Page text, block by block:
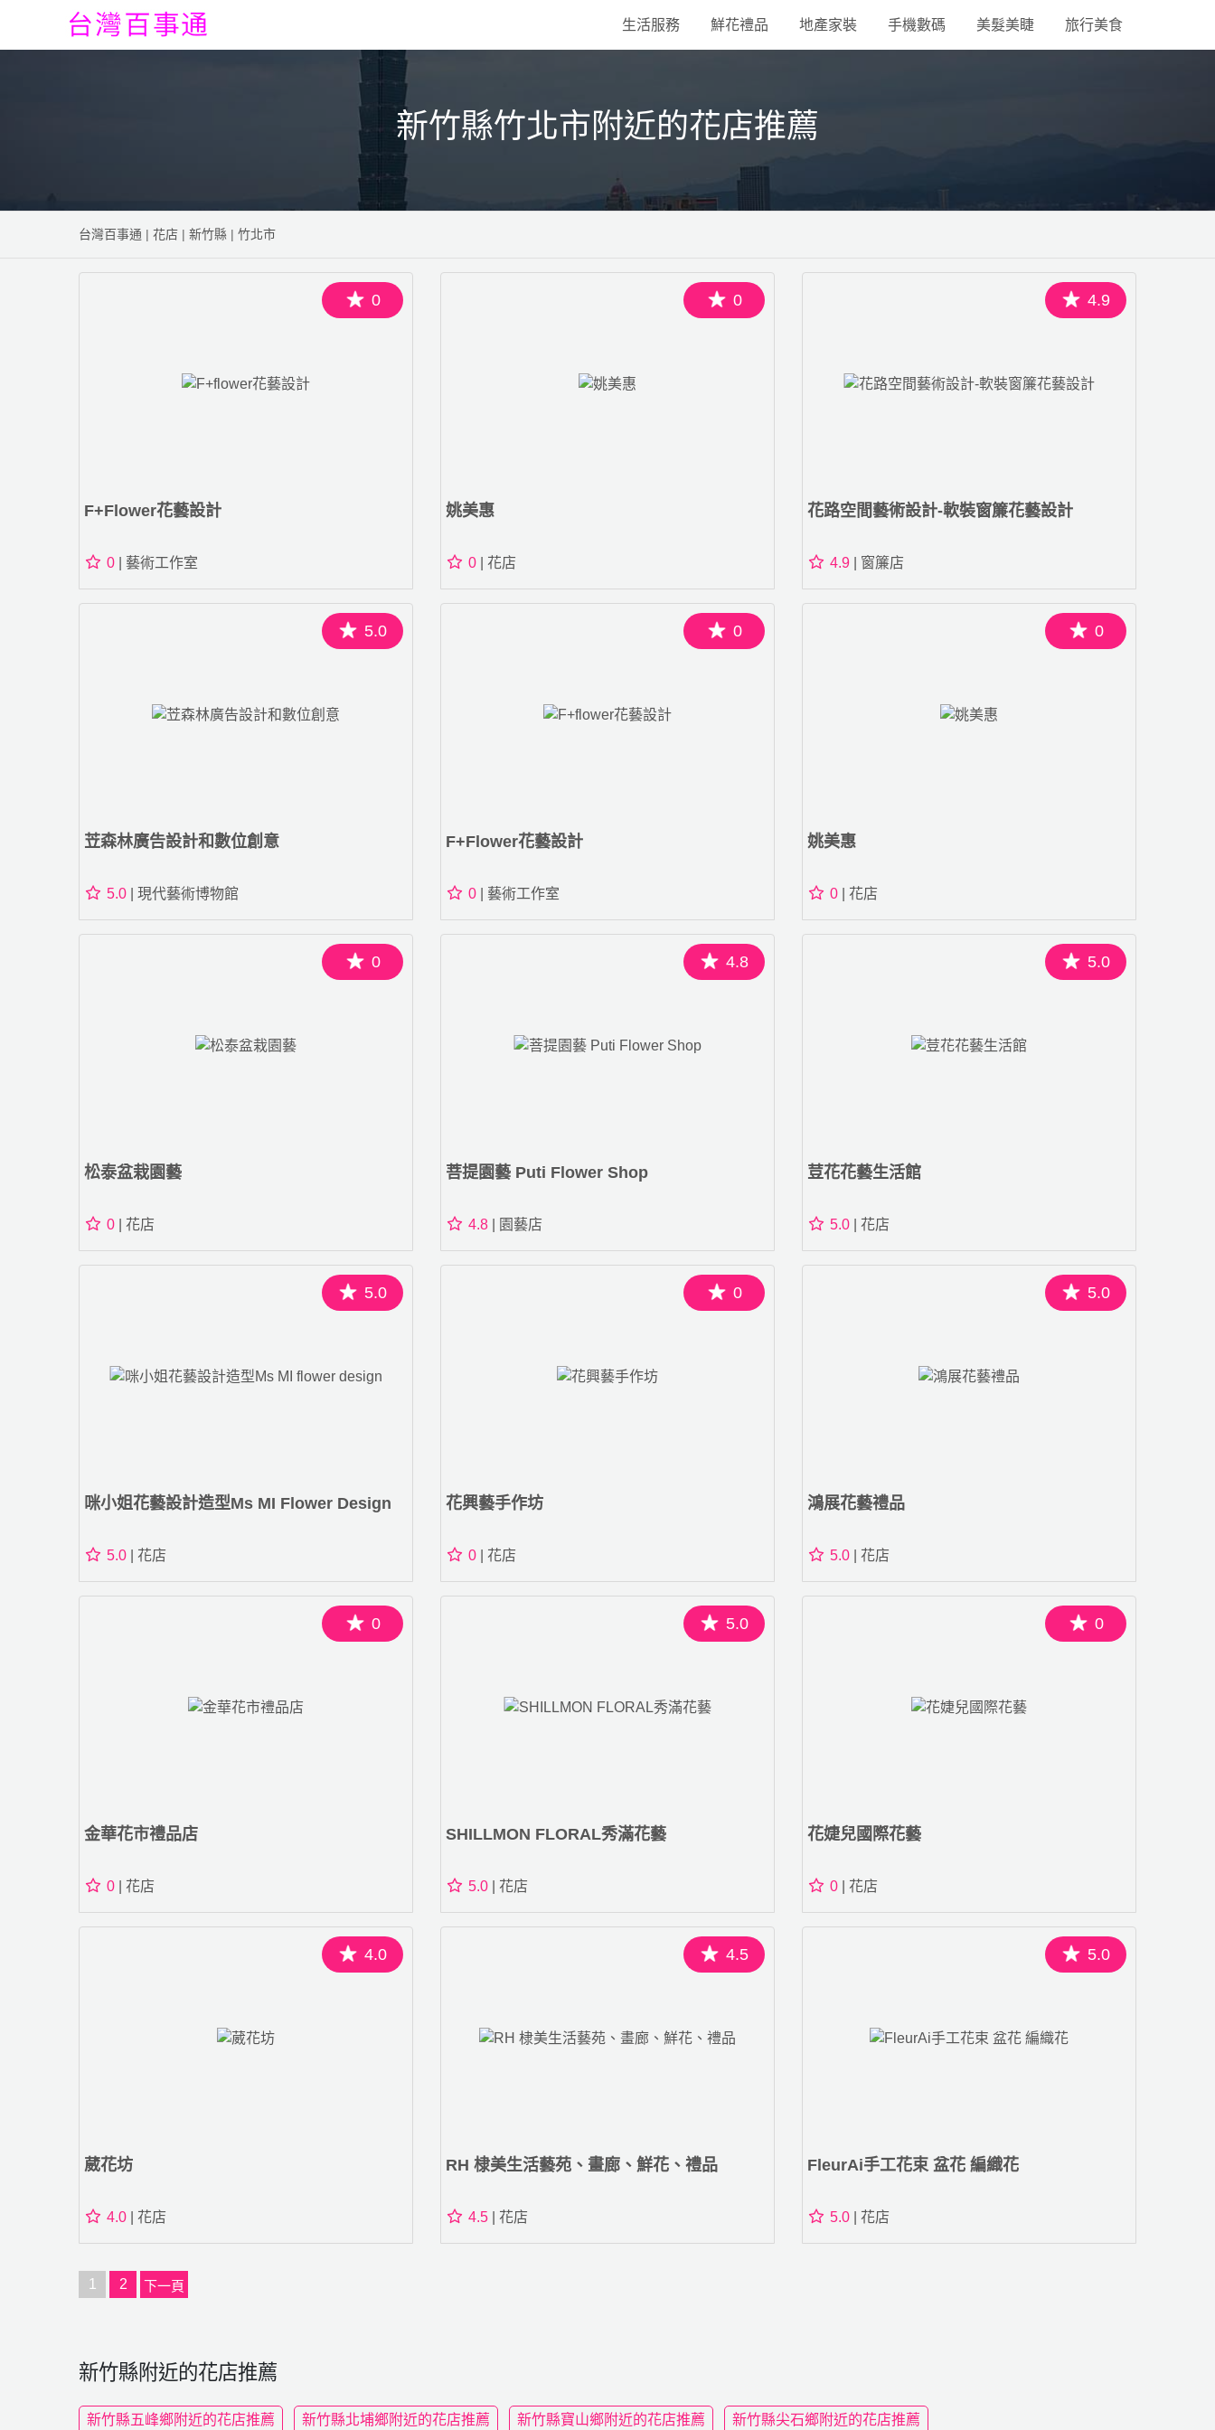
生活服務 鮮花禮品 地產家裝 手機數碼 美髮美睫 旅行美食
新竹縣竹北市附近的花店推薦
台灣百事通 | 花店 | 新竹縣 | 竹北市
0
F+flower花藝設計
0 | 藝術工作室
0
姚美惠
0 | 花店
4.9
花路空間藝術設計-軟裝窗簾花藝設計
4.9 | 窗簾店
5.0
苙森林廣告設計和數位創意
5.0 | 現代藝術博物館
0
F+flower花藝設計
0 | 藝術工作室
0
姚美惠
0 | 花店
0
松泰盆栽園藝
0 | 花店
4.8
菩提園藝 Puti Flower Shop
4.8 | 園藝店
5.0
荳花花藝生活館
5.0 | 花店
5.0
咪小姐花藝設計造型Ms MI Flower Design
5.0 | 花店
0
花興藝手作坊
0 | 花店
5.0
鴻展花藝禮品
5.0 | 花店
0
金華花市禮品店
0 | 花店
5.0
SHILLMON FLORAL秀滿花藝
5.0 | 花店
0
花婕兒國際花藝
0 | 花店
4.0
葳花坊
4.0 | 花店
4.5
RH 棣美生活藝苑、畫廊、鮮花、禮品
4.5 | 花店
5.0
FleurAi手工花束 盆花 編織花
5.0 | 花店
1 2 下一頁
新竹縣附近的花店推薦
新竹縣五峰鄉附近的花店推薦 新竹縣北埔鄉附近的花店推薦 新竹縣寶山鄉附近的花店推薦 新竹縣尖石鄉附近的花店推薦